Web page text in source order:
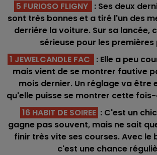
5 FURIOSO FLIGNY : Ses deux
sont très bonnes et a tiré l'un des
derriére la voiture. Sur sa lancée,
sérieuse pour les premières
1 JEWELCANDLE FAC
: Elle a peu
mais vient de se montrer fautive
mois dernier. Un réglage va être
qu'elle puisse se montrer cette
16 HABIT DE SOIREE : C'est un
gagne pas souvent, mais ne sait
finir très vite ses courses. Avec le
c'est une chance